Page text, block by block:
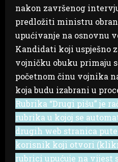
nakon završenog
predložiti ministru
upućivanje na osnovnu
Kandidati koji uspješno
vojničku obuku primaju
početnom činu vojnika
koja budu izabrani u
Rubrika “Drugi pišu” je
rubrika u kojoj se
drugih web stranica
korisnik koji otvori
rubrici upućuje na vijest